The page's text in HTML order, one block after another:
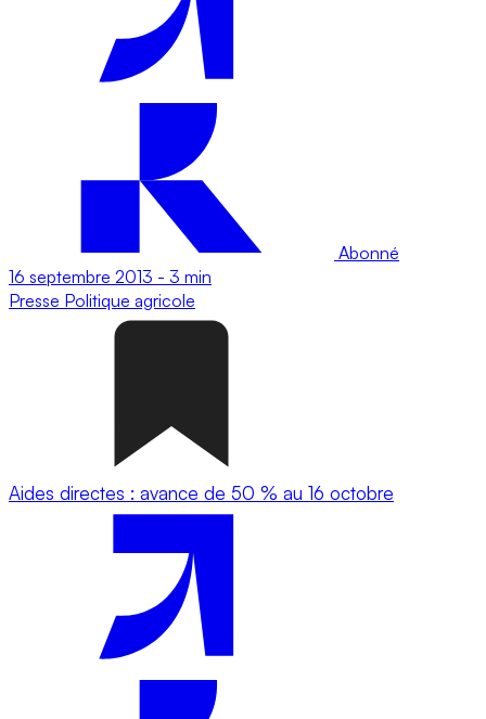
Abonné
16 septembre 2013 - 3 min
Presse Politique agricole
Aides directes : avance de 50 % au 16 octobre